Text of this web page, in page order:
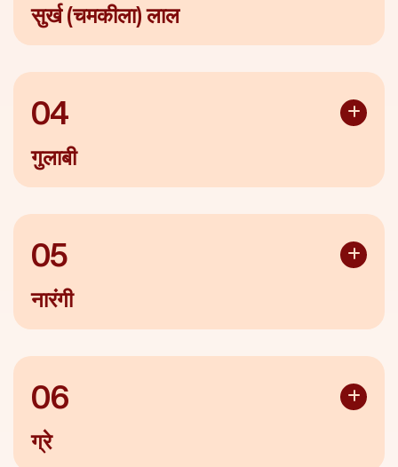
सकता है।
प्रत्यारोपित हो जाता है) का संकेत दे सकते हैं।
भूरा रक्त पेरिमेनोपॉज़ (रजोनिवृत्ति से पहले की अवस्था) का
संकेत हो सकता है।
भूरा रक्त PCOS के कारण भी हो सकता है, खासकर यदि अन्य
लक्षण भी हों जैसे वजन बढ़ना, गर्भधारण में कठिनाई, अधिक
सुर्ख (चमकीला) लाल
यह ताज़ा खून होता है जो यह दर्शाता है कि रक्तस्राव नियमित और स्थिर
है।
04
गुलाबी
यह रंग संकेत देता है कि रक्त गर्भाशय ग्रीवा के तरल से मिश्रित है। यह
हल्के रक्तस्राव का संकेत है।
05
नारंगी
यदि इसके साथ योनि में खुजली, असहजता या दुर्गंध आती है तो यह
संक्रमण का संकेत हो सकता है।
06
ग्रे